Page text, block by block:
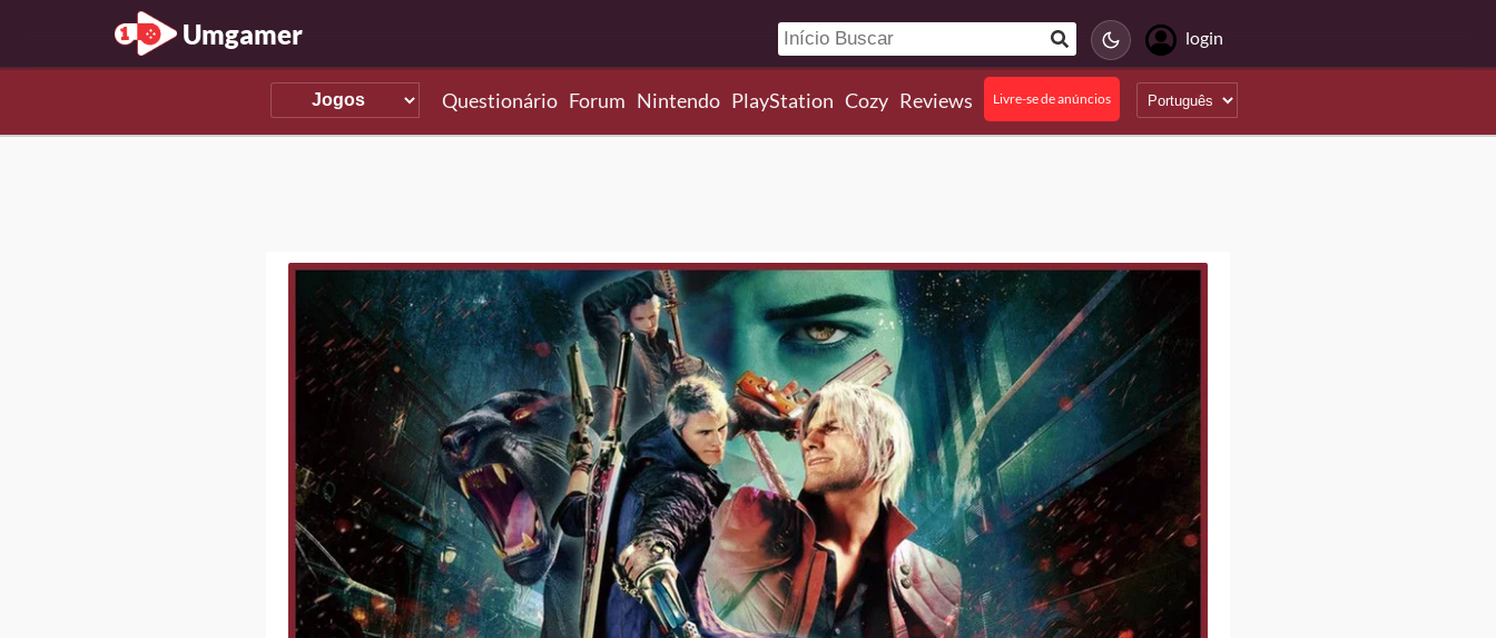
Umgamer login
Questionário Forum Nintendo PlayStation Cozy Reviews Livre-se de anúncios